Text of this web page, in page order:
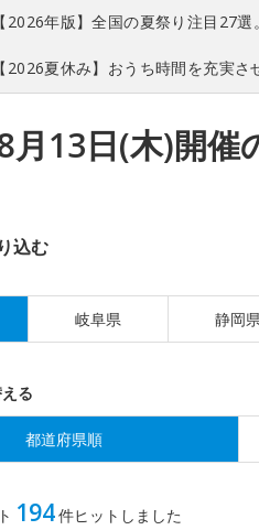
【2026年版】全国の夏祭り注目27
【2026夏休み】おうち時間を充実
月13日(木)開催
込む
岐阜県 静岡
る
都道府県順
194件ヒットしました